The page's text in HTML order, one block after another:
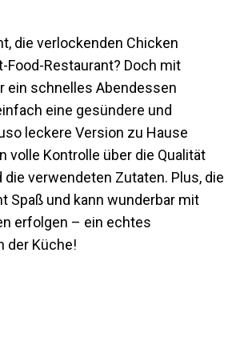
die verlockenden Chicken
Food-Restaurant? Doch mit
ein schnelles Abendessen
eine gesündere und
leckere Version zu Hause
volle Kontrolle über die Qualität
verwendeten Zutaten. Plus, die
Spaß und kann wunderbar mit
erfolgen – ein echtes
der Küche!